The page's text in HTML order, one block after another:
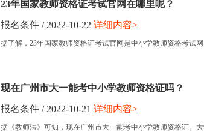
23年国家教师资格证考试官网在哪里呢？
报名条件 / 2022-10-22
据了解，23年国家教师资格证考试官网是中小学教师资格考试网
详细内容>
现在广州市大一能考中小学教师资格证吗？
报名条件 / 2022-10-21
据《教师法》可知，现在广州市大一能考中小学教师资格证。
详细内容>